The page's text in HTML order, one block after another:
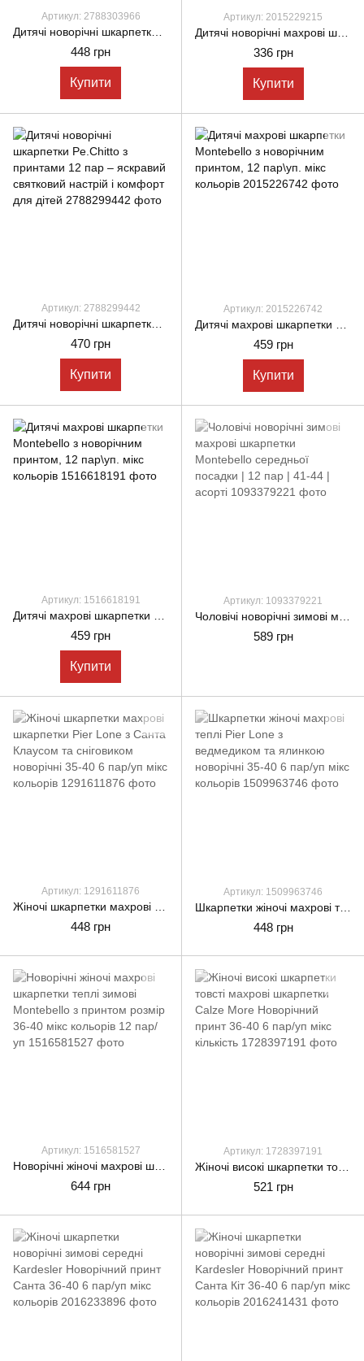
Артикул: 2788303966
448 грн
Купити
Артикул: 2015229215
336 грн
Купити
Артикул: 2788299442
470 грн
Купити
Артикул: 2015226742
459 грн
Купити
Артикул: 1516618191
459 грн
Купити
Артикул: 1093379221
589 грн
Артикул: 1291611876
448 грн
Артикул: 1509963746
Шкарпетки жіночі махрові теплі Pier Lone з ведмедиком та ялинкою новорічні 35-40 6 пар/уп мікс кольорів
448 грн
Артикул: 1516581527
644 грн
Артикул: 1728397191
521 грн